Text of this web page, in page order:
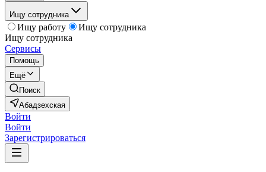
Ищу сотрудника
Ищу работу
Ищу сотрудника
Ищу сотрудника
Сервисы
Помощь
Ещё
Поиск
Абадзехская
Войти
Войти
Зарегистрироваться